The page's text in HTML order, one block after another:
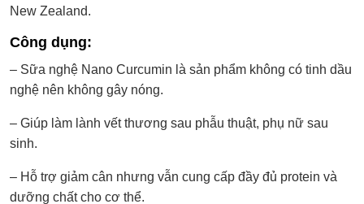
New Zealand.
Công dụng:
– Sữa nghệ Nano Curcumin là sản phẩm không có tinh dầu
nghệ nên không gây nóng.
– Giúp làm lành vết thương sau phẫu thuật, phụ nữ sau
sinh.
– Hỗ trợ giảm cân nhưng vẫn cung cấp đầy đủ protein và
dưỡng chất cho cơ thể.